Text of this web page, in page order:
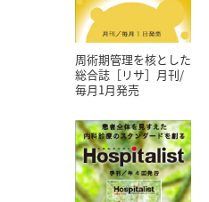
周術期管理を核とした
総合誌［リサ］月刊/
毎月1月発売